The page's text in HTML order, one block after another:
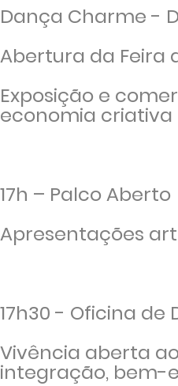
Dança Charme -
Abertura da Feira
Exposição e
economia criativa
17h – Palco Aberto
Apresentações
17h30 - Oficina
Vivência aberta
integração, bem-